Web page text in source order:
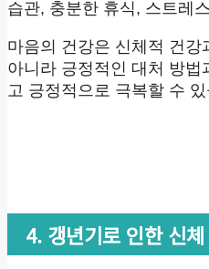
습관, 충분한 휴식, 스트레
마음의 건강은 신체적 건강
아니라 긍정적인 대처 방
고 긍정적으로 극복할 수
4. 갱년기로 인한 신